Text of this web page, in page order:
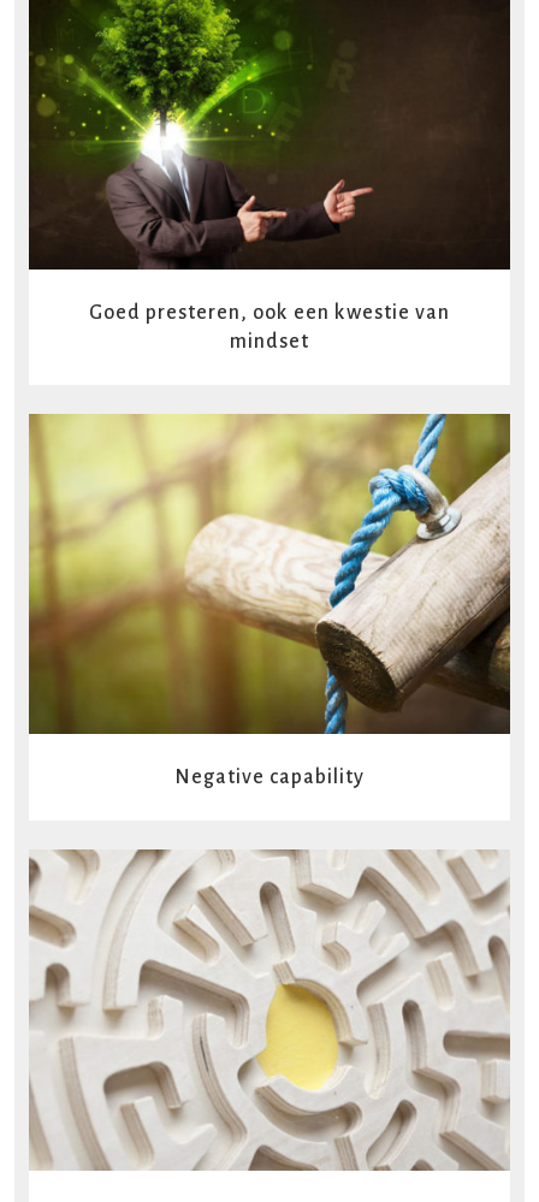
READ MORE
Goed presteren, ook een kwestie van
mindset
READ MORE
Negative capability
READ MORE